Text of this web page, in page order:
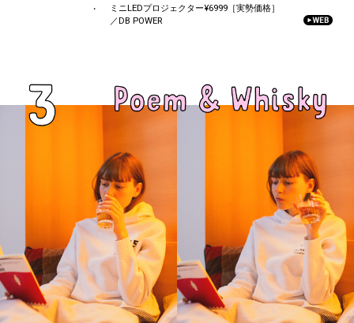
ミニLEDプロジェクター¥6999［実勢価格］
／DB POWER